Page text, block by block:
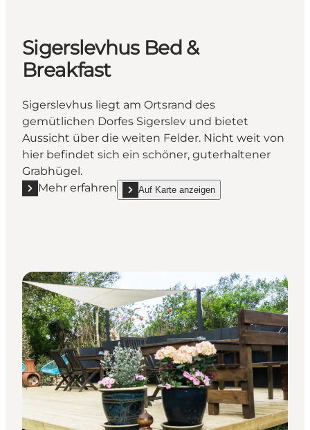
Sigerslevhus Bed &
Breakfast
Sigerslevhus liegt am Ortsrand des
gemütlichen Dorfes Sigerslev und bietet
Aussicht über die weiten Felder. Nicht weit von
hier befindet sich ein schöner, guterhaltener
Grabhügel.
Mehr erfahren
Mehr erfahren "Sigerslevhus Bed & Breakfast"
Auf Karte anzeigen
show Sigerslevhus Bed & Breakfast on_map